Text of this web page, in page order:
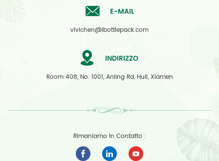
E-MAIL
vivichen@ibottlepack.com
INDIRIZZO
Room 408, No. 1001, Anling Rd, Huli, Xiamen
Rimaniamo In Contatto :